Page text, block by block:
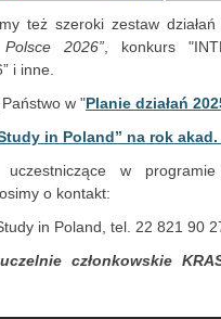
też szeroki zestaw
2026” , konkurs
i inne.
w "Planie działań
in Poland” na rok akad.
w
o kontakt:
in Poland, tel. 22 821 90
członkowskie